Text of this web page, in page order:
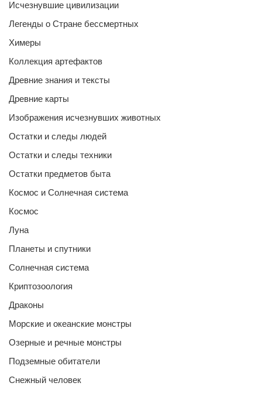
Исчезнувшие цивилизации
Легенды о Стране бессмертных
Химеры
Коллекция артефактов
Древние знания и тексты
Древние карты
Изображения исчезнувших животных
Остатки и следы людей
Остатки и следы техники
Остатки предметов быта
Космос и Солнечная система
Космос
Луна
Планеты и спутники
Солнечная система
Криптозоология
Драконы
Морские и океанские монстры
Озерные и речные монстры
Подземные обитатели
Снежный человек